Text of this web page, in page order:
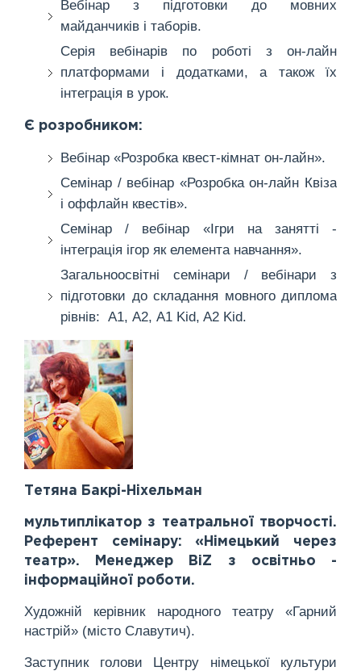
Вебінар з підготовки до мовних
майданчиків і таборів.
Серія вебінарів по роботі з он-лайн
платформами і додатками, а також їх
інтеграція в урок.
Є розробником:
Вебінар «Розробка квест-кімнат он-лайн».
Семінар / вебінар «Розробка он-лайн Квіза
і оффлайн квестів».
Семінар / вебінар «Ігри на занятті -
інтеграція ігор як елемента навчання».
Загальноосвітні семінари / вебінари з
підготовки до складання мовного диплома
рівнів: А1, А2, А1 Kid, A2 Kid.
Тетяна Бакрі-Ніхельман
мультиплікатор з театральної творчості.
Референт семінару: «Німецький через
театр». Менеджер BiZ з освітньо -
інформаційної роботи.
Художній керівник народного театру «Гарний
настрій» (місто Славутич).
Заступник голови Центру німецької культури